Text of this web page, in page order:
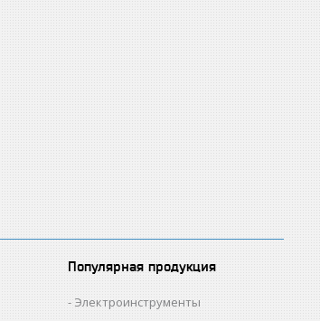
Популярная продукция
Электроинструменты